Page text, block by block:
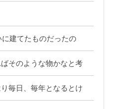
建てたものだったの
そのような物かなと考
毎日、毎年となるとけ